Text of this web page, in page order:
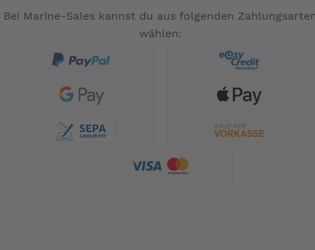
Bei Marine-Sales kannst du aus folgenden
wählen: